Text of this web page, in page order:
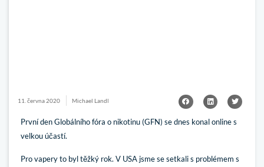
11. června 2020 Michael Landl
První den Globálního fóra o nikotinu (GFN) se dnes konal online s
velkou účastí.
Pro vapery to byl těžký rok. V USA jsme se setkali s problémem s